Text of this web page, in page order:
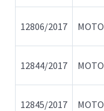
12806/2017 MOTO
12844/2017 MOTO
12845/2017 MOTO